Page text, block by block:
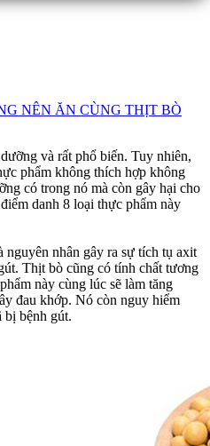
NÊN ĂN CÙNG THỊT BÒ
và rất phổ biến. Tuy nhiên,
phẩm không thích hợp không
có trong nó mà còn gây hại cho
danh 8 loại thực phẩm này
nhân gây ra sự tích tụ axit
Thịt bò cũng có tính chất tương
này cùng lúc sẽ làm tăng
đau khớp. Nó còn nguy hiểm
bệnh gút.